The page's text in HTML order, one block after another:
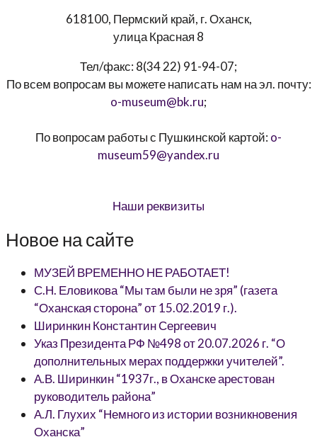
618100, Пермский край, г. Оханск,
улица Красная 8
Тел/факс: 8(34 22) 91-94-07;
По всем вопросам вы можете написать нам на эл. почту:
o-museum@bk.ru;
По вопросам работы с Пушкинской картой: o-
museum59@yandex.ru
Наши реквизиты
Новое на сайте
МУЗЕЙ ВРЕМЕННО НЕ РАБОТАЕТ!
С.Н. Еловикова “Мы там были не зря” (газета
“Оханская сторона” от 15.02.2019 г.).
Ширинкин Константин Сергеевич
Указ Президента РФ №498 от 20.07.2026 г. “О
дополнительных мерах поддержки учителей”.
А.В. Ширинкин “1937г., в Оханске арестован
руководитель района”
А.Л. Глухих “Немного из истории возникновения
Оханска”